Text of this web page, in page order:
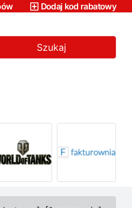
Dodaj kod rabatowy
Szukaj